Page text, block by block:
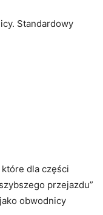
Standardowy
które dla części
przejazdu”
obwodnicy